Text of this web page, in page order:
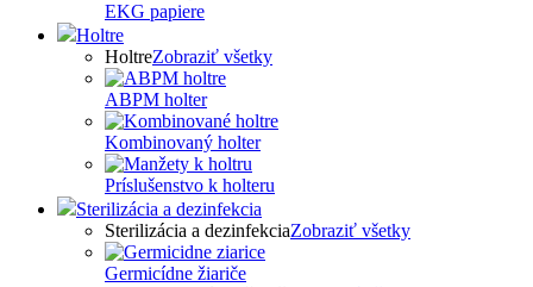
EKG papiere
Holtre
HoltreZobraziť všetky
ABPM holter
Kombinovaný holter
Príslušenstvo k holteru
Sterilizácia a dezinfekcia
Sterilizácia a dezinfekciaZobraziť všetky
Germicídne žiariče